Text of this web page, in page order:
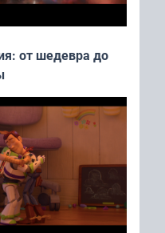
от шедевра до